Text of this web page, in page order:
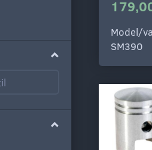
Model/
SM390